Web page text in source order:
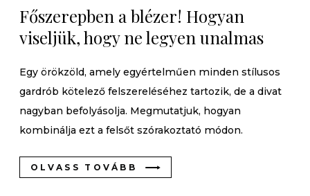
Főszerepben a blézer! Hogyan
viseljük, hogy ne legyen unalmas
Egy örökzöld, amely egyértelműen minden stílusos
gardrób kötelező felszereléséhez tartozik, de a divat
nagyban befolyásolja. Megmutatjuk, hogyan
kombinálja ezt a felsőt szórakoztató módon.
OLVASS TOVÁBB